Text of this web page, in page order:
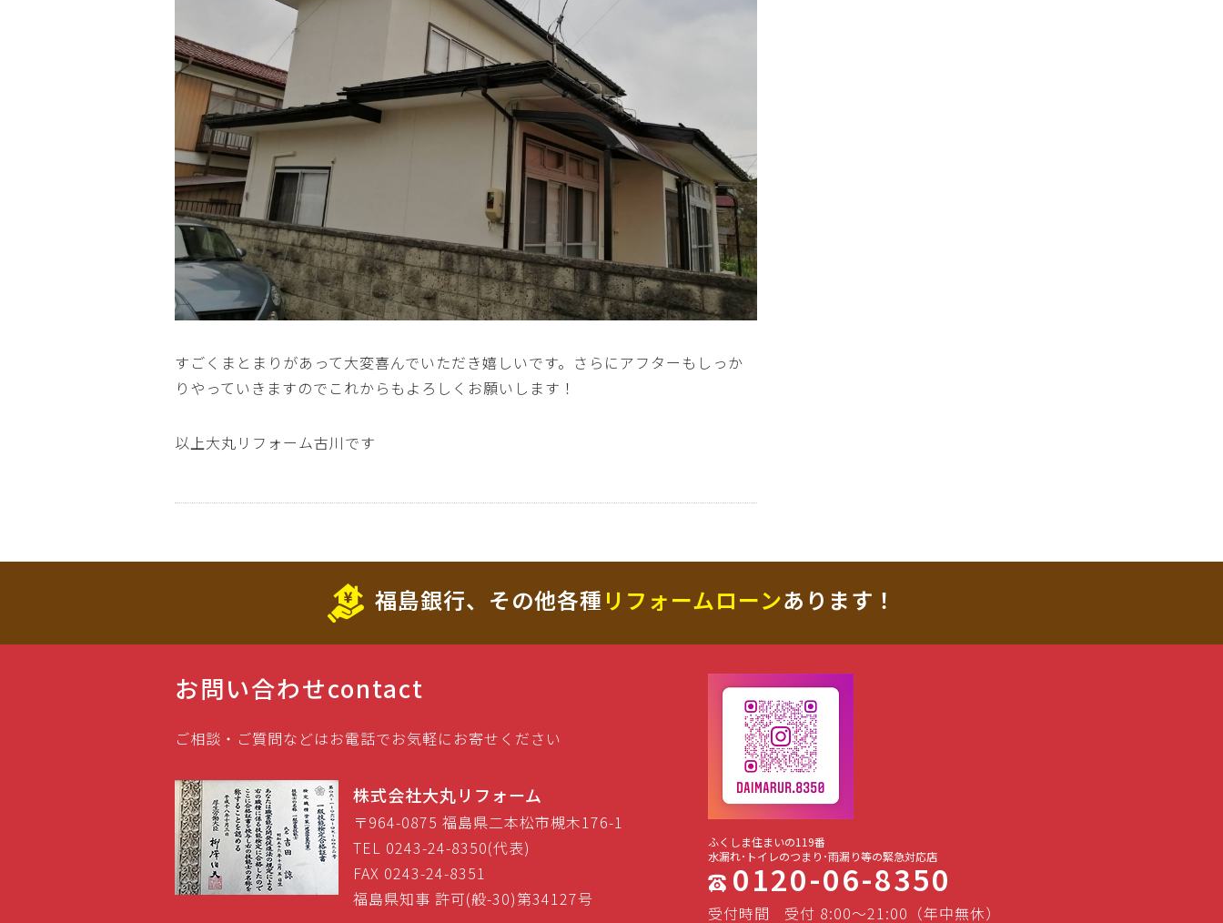
すごくまとまりがあって大変喜んでいただき嬉しいです。さらにアフターもしっか
りやっていきますのでこれからもよろしくお願いします！
以上大丸リフォーム古川です
福島銀行、その他各種 リフォームローンあります！
お問い合わせcontact
ご相談・ご質問などはお電話でお気軽にお寄せください
株式会社大丸リフォーム
〒964-0875 福島県二本松市槻木176-1
TEL 0243-24-8350(代表)
FAX 0243-24-8351
福島県知事 許可(般-30)第34127号
ふくしま住まいの119番
水漏れ･トイレのつまり･雨漏り等の緊急対応店
0120-06-8350
受付時間 受付 8:00～21:00（年中無休）